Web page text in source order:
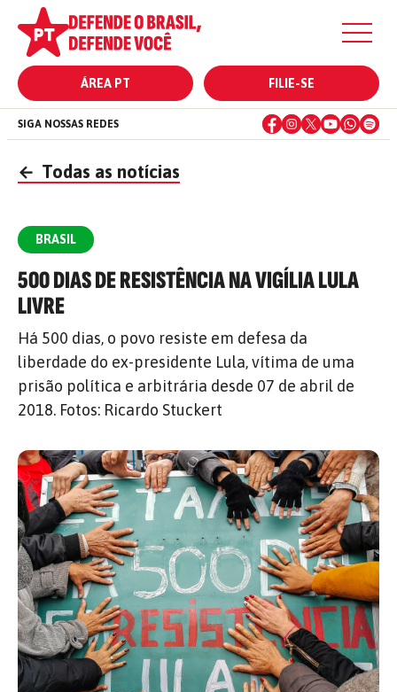
ÁREA PT FILIE-SE
SIGA NOSSAS REDES
← Todas as notícias
BRASIL
500 DIAS DE RESISTÊNCIA NA VIGÍLIA LULA
LIVRE
Há 500 dias, o povo resiste em defesa da
liberdade do ex-presidente Lula, vítima de uma
prisão política e arbitrária desde 07 de abril de
2018. Fotos: Ricardo Stuckert